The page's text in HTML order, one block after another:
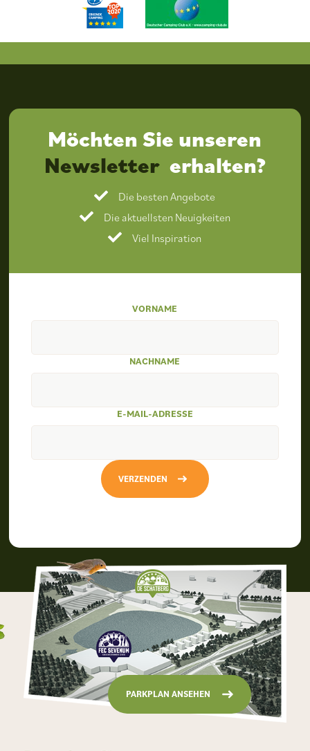
Möchten Sie unseren
Newsletter erhalten?
Die besten Angebote
Die aktuellsten Neuigkeiten
Viel Inspiration
VORNAME
NACHNAME
E-MAIL-ADRESSE
VERZENDEN
PARKPLAN ANSEHEN